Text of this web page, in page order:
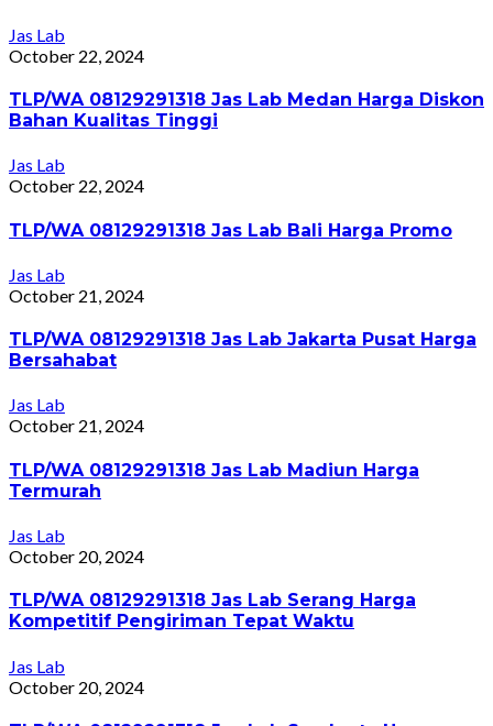
Jas Lab
October 22, 2024
TLP/WA 08129291318 Jas Lab Medan Harga Diskon
Bahan Kualitas Tinggi
Jas Lab
October 22, 2024
TLP/WA 08129291318 Jas Lab Bali Harga Promo
Jas Lab
October 21, 2024
TLP/WA 08129291318 Jas Lab Jakarta Pusat Harga
Bersahabat
Jas Lab
October 21, 2024
TLP/WA 08129291318 Jas Lab Madiun Harga
Termurah
Jas Lab
October 20, 2024
TLP/WA 08129291318 Jas Lab Serang Harga
Kompetitif Pengiriman Tepat Waktu
Jas Lab
October 20, 2024